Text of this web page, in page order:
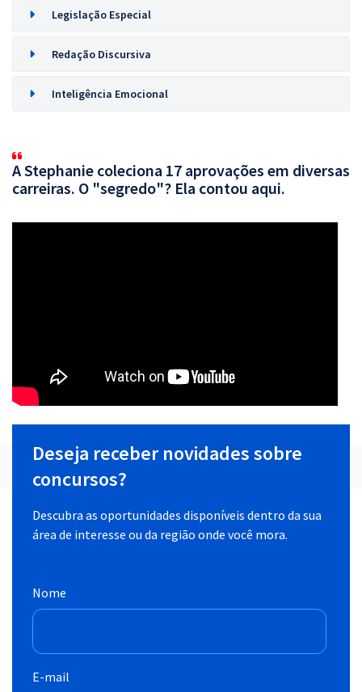
Legislação Especial
Redação Discursiva
Inteligência Emocional
A Stephanie coleciona 17 aprovações em diversas
carreiras. O "segredo"? Ela contou aqui.
Deseja receber novidades sobre
concursos?
Descubra as oportunidades disponíveis dentro da sua
área de interesse ou da região onde você mora.
Nome
E-mail